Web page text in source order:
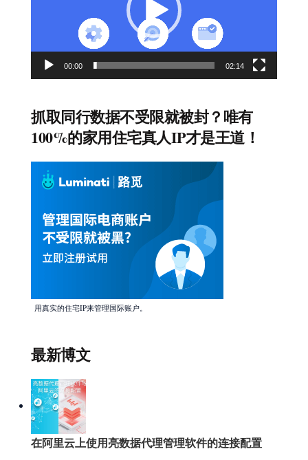
00:00 02:14
抓取同行数据不受限就被封？唯有
100%的家用住宅真人IP才是王道！
用真实的住宅IP来管理国际账户。
最新博文
在阿里云上使用亮数据代理管理软件的连接配置